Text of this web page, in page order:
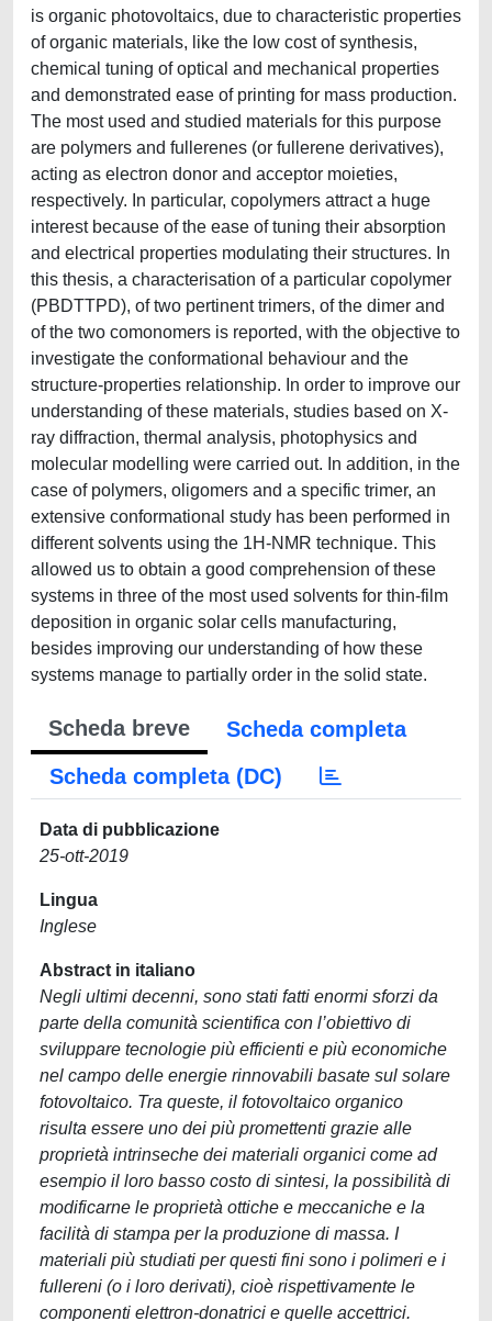
is organic photovoltaics, due to characteristic properties
of organic materials, like the low cost of synthesis,
chemical tuning of optical and mechanical properties
and demonstrated ease of printing for mass production.
The most used and studied materials for this purpose
are polymers and fullerenes (or fullerene derivatives),
acting as electron donor and acceptor moieties,
respectively. In particular, copolymers attract a huge
interest because of the ease of tuning their absorption
and electrical properties modulating their structures. In
this thesis, a characterisation of a particular copolymer
(PBDTTPD), of two pertinent trimers, of the dimer and
of the two comonomers is reported, with the objective to
investigate the conformational behaviour and the
structure-properties relationship. In order to improve our
understanding of these materials, studies based on X-
ray diffraction, thermal analysis, photophysics and
molecular modelling were carried out. In addition, in the
case of polymers, oligomers and a specific trimer, an
extensive conformational study has been performed in
different solvents using the 1H-NMR technique. This
allowed us to obtain a good comprehension of these
systems in three of the most used solvents for thin-film
deposition in organic solar cells manufacturing,
besides improving our understanding of how these
systems manage to partially order in the solid state.
Scheda breve
Scheda completa
Scheda completa (DC)
Data di pubblicazione
25-ott-2019
Lingua
Inglese
Abstract in italiano
Negli ultimi decenni, sono stati fatti enormi sforzi da
parte della comunità scientifica con l’obiettivo di
sviluppare tecnologie più efficienti e più economiche
nel campo delle energie rinnovabili basate sul solare
fotovoltaico. Tra queste, il fotovoltaico organico
risulta essere uno dei più promettenti grazie alle
proprietà intrinseche dei materiali organici come ad
esempio il loro basso costo di sintesi, la possibilità di
modificarne le proprietà ottiche e meccaniche e la
facilità di stampa per la produzione di massa. I
materiali più studiati per questi fini sono i polimeri e i
fullereni (o i loro derivati), cioè rispettivamente le
componenti elettron-donatrici e quelle accettrici.